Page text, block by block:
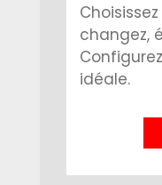
changez,
idéale.